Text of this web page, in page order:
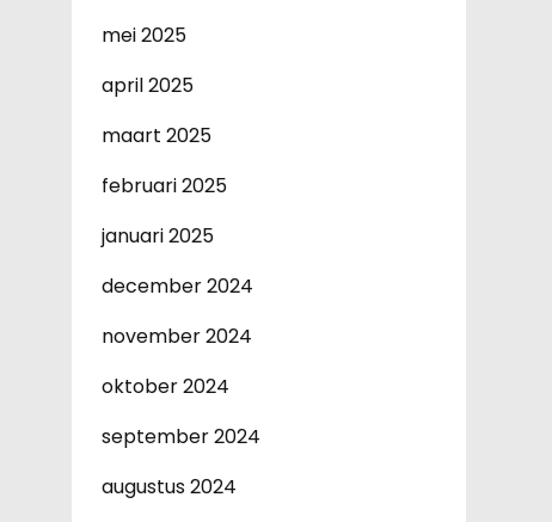
mei 2025
april 2025
maart 2025
februari 2025
januari 2025
december 2024
november 2024
oktober 2024
september 2024
augustus 2024